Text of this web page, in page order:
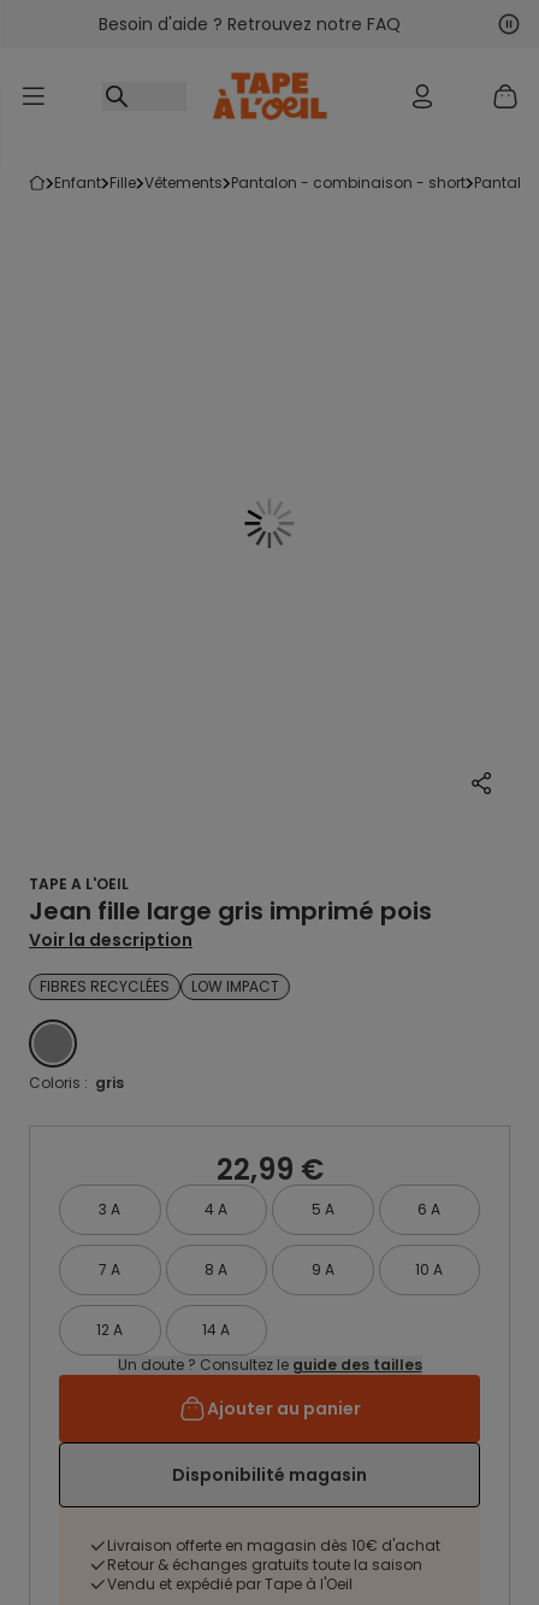
Accéder au contenu
Besoin d'aide ? Retrouvez notre FAQ
enfant fille vêtements pantalon - combinaison - short pantalon
TAPE A L'OEIL
Jean fille large gris imprimé pois
Voir la description
FIBRES RECYCLÉES LOW IMPACT
GRIS
Coloris : gris
22,99 €
3 A 4 A 5 A 6 A
7 A 8 A 9 A 10 A
12 A
14 A
Un doute ? Consultez le guide des tailles
Ajouter au panier
Disponibilité magasin
Livraison offerte en magasin dès 10€ d'achat
Retour & échanges gratuits toute la saison
Vendu et expédié par Tape à l'Oeil